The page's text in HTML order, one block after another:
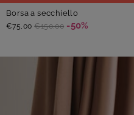
Borsa a secchiello
€75,00 €150,00 -50%